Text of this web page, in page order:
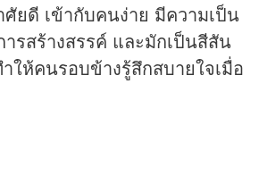
ยดี เข้ากับคนง่าย มีความเป็น
รสร้างสรรค์ และมักเป็นสีสัน
ให้คนรอบข้างรู้สึกสบายใจเมื่อ